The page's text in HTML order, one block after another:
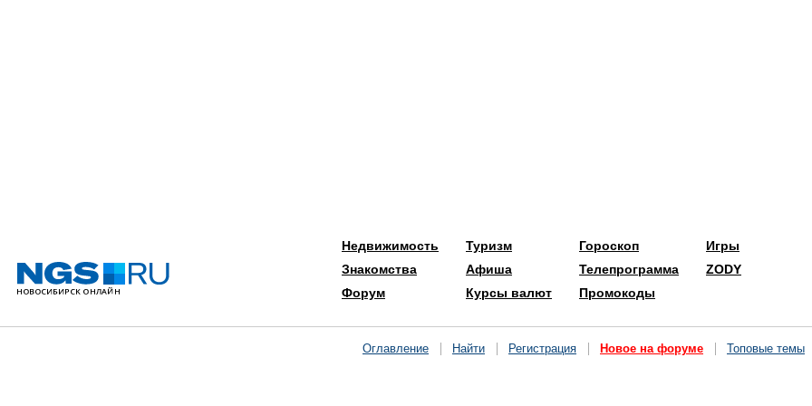
Недвижимость
Знакомства
Форум
Туризм
Афиша
Курсы валют
Гороскоп
Телепрограмма
Промокоды
Игры
ZODY
Оглавление Найти Регистрация Новое на форуме Топовые темы